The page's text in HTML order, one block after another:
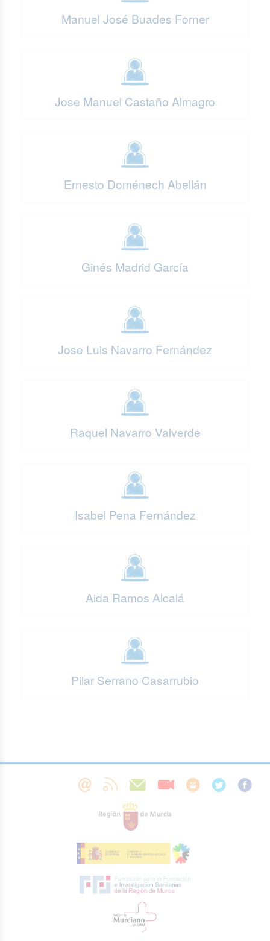
Manuel José Buades Forner
Jose Manuel Castaño Almagro
Ernesto Doménech Abellán
Ginés Madrid García
Jose Luis Navarro Fernández
Raquel Navarro Valverde
Isabel Pena Fernández
Aida Ramos Alcalá
Pilar Serrano Casarrubio